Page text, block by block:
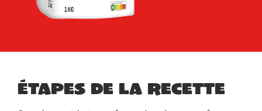
Étapes de la recette